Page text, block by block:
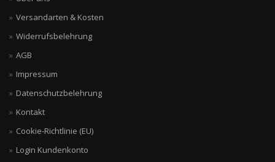
Versandarten & Kosten
Widerrufsbelehrung
AGB
Impressum
Datenschutzbelehrung
Kontakt
Cookie-Richtlinie (EU)
Login Kundenkonto